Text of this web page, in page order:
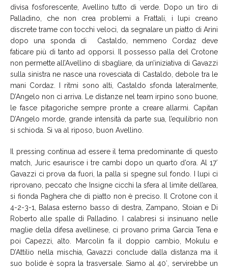
divisa fosforescente, Avellino tutto di verde. Dopo un tiro di
Palladino, che non crea problemi a Frattali, i lupi creano
discrete trame con tocchi veloci, da segnalare un piatto di Arini
dopo una sponda di Castaldo, nemmeno Cordaz deve
faticare più di tanto ad opporsi. Il possesso palla del Crotone
non permette all’Avellino di sbagliare, da un’iniziativa di Gavazzi
sulla sinistra ne nasce una rovesciata di Castaldo, debole tra le
mani Cordaz. I ritmi sono alti, Castaldo sfonda lateralmente,
D’Angelo non ci arriva. Le distanze nel team irpino sono buone,
le fasce pitagoriche sempre pronte a creare allarmi. Capitan
D’Angelo morde, grande intensità da parte sua, l’equilibrio non
si schioda. Si va al riposo, buon Avellino.
Il pressing continua ad essere il tema predominante di questo
match, Juric esaurisce i tre cambi dopo un quarto d’ora. Al 17′
Gavazzi ci prova da fuori, la palla si spegne sul fondo. I lupi ci
riprovano, peccato che Insigne cicchi la sfera al limite dell’area,
si fionda Paghera che di piatto non è preciso. Il Crotone con il
4-2-3-1, Balasa esterno basso di destra, Zampano, Stoian e Di
Roberto alle spalle di Palladino. I calabresi si insinuano nelle
maglie della difesa avellinese, ci provano prima Garcia Tena e
poi Capezzi, alto. Marcolin fa il doppio cambio, Mokulu e
D’Attilio nella mischia, Gavazzi conclude dalla distanza ma il
suo bolide è sopra la trasversale. Siamo al 40′, servirebbe un